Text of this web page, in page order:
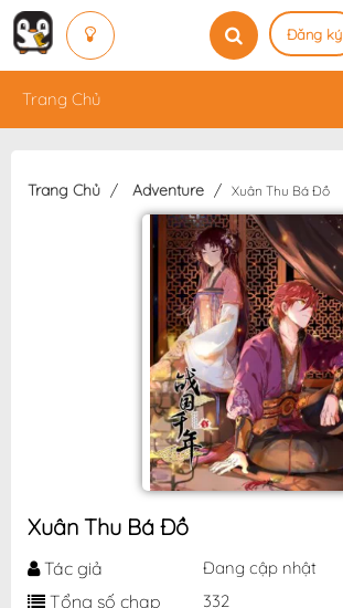
Đăng ký
Trang Chủ
Trang Chủ Adventure Xuân Thu Bá Đồ
Xuân Thu Bá Đồ
Tác giả Đang cập nhật
Tổng số chap 332